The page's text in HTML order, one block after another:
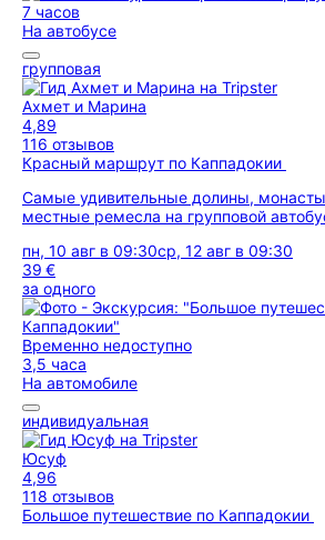
7 часов
На автобусе
групповая
Ахмет и Марина
4,89
116 отзывов
Красный маршрут по Каппадокии
Самые удивительные долины,
местные ремесла на групповой
пн, 10 авг в 09:30ср, 12 авг в 09:30
39 €
за одного
Временно недоступно
3,5 часа
На автомобиле
индивидуальная
Юсуф
4,96
118 отзывов
Большое путешествие по Каппадокии